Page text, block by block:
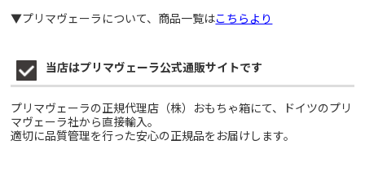
▼プリマヴェーラについて、商品一覧はこちらより
当店はプリマヴェーラ公式通販サイトです
プリマヴェーラの正規代理店（株）おもちゃ箱にて、ドイツのプリ
マヴェーラ社から直接輸入。
適切に品質管理を行った安心の正規品をお届けします。